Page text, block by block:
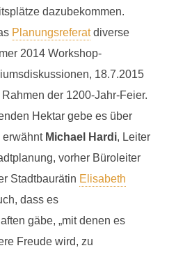
dazubekommen.
Planungsreferatdiverse
2014 Workshop-
18.7.2015
der 1200-Jahr-Feier.
Hektar gebe es über
erwähnt Michael Hardi, Leiter
vorher Büroleiter
Stadtbaurätin Elisabeth
dass es
gäbe, „mit denen es
Freude wird, zu